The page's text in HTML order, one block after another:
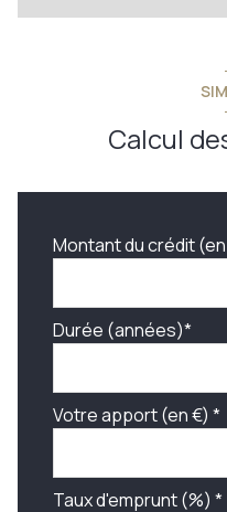
Calcul
Montant du crédit
Durée (années)*
Votre apport (en €) *
Taux d'emprunt (%) *